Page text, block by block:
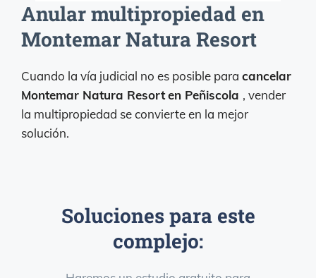
Anular multipropiedad en
Montemar Natura Resort
Cuando la vía judicial no es posible para cancelar
Montemar Natura Resorten Peñiscola , vender
la multipropiedad se convierte en la mejor
solución.
Soluciones para este
complejo: